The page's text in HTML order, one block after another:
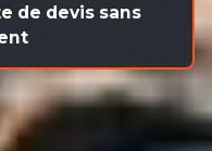
de devis sans